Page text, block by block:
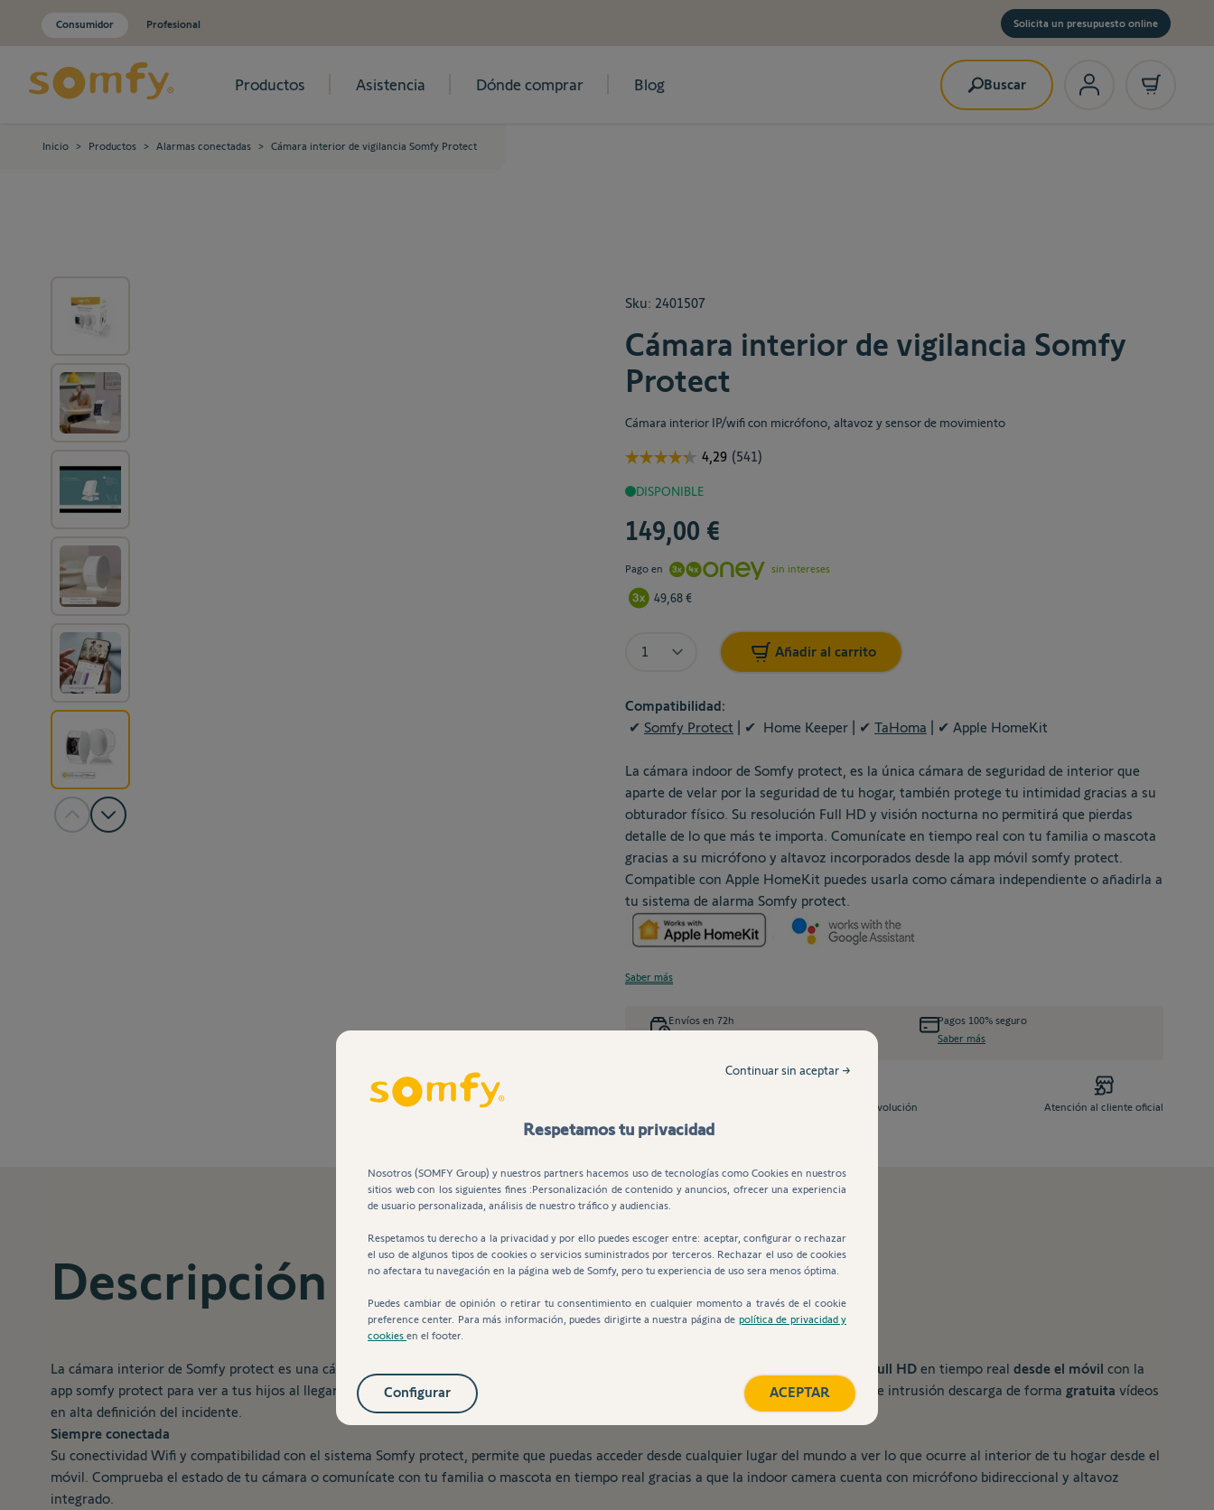
Consumidor Profesional Solicita un presupuesto online
Productos Asistencia Dónde comprar Blog Buscar
Inicio > Productos > Alarmas conectadas > Cámara interior de vigilancia Somfy Protect
View larger image
View larger image
View larger image
View larger image
View larger image
View larger image
View larger image
Sku: 2401507
Cámara interior de vigilancia Somfy
Protect
Cámara interior IP/wifi con micrófono, altavoz y sensor de movimiento
DISPONIBLE
149,00 €
Pago en sin intereses
49,68 €
Añadir al carrito
Compatibilidad:
✔ Somfy Protect | ✔ Home Keeper | ✔ TaHoma | ✔ Apple HomeKit
La cámara indoor de Somfy protect, es la única cámara de seguridad de interior que
aparte de velar por la seguridad de tu hogar, también protege tu intimidad gracias a su
obturador físico. Su resolución Full HD y visión nocturna no permitirá que pierdas
detalle de lo que más te importa. Comunícate en tiempo real con tu familia o mascota
gracias a su micrófono y altavoz incorporados desde la app móvil somfy protect.
Compatible con Apple HomeKit puedes usarla como cámara independiente o añadirla a
tu sistema de alarma Somfy protect.
Saber más
Envíos en 72h
Pagos 100% seguro
Saber más
14 días de devolución Atención al cliente oficial
Descripción Documentos
Descripción
La cámara interior de Somfy protect es una cámara de seguridad conectada y respetuosa con tu privacidad. Accede a imagen y vídeo Full HD en tiempo real desde el móvil con la
app somfy protect para ver a tus hijos al llegar a casa y comunícate con ellos gracias a su
altavoz y micrófono incorporado. En caso de intrusión descarga de forma gratuita vídeos
en alta definición del incidente.
Siempre conectada
Su conectividad Wifi y compatibilidad con el sistema Somfy protect, permite que puedas acceder desde cualquier lugar del mundo a ver lo que ocurre al interior de tu hogar desde el
móvil. Comprueba el estado de tu cámara o comunícate con tu familia o mascota en tiempo real gracias a que la indoor camera cuenta con micrófono bidireccional y altavoz
integrado.
Respetamos tu privacidad
Nosotros (SOMFY Group) y nuestros partners hacemos uso de tecnologías como Cookies en nuestros
sitios web con los siguientes fines :Personalización de contenido y anuncios, ofrecer una experiencia
de usuario personalizada, análisis de nuestro tráfico y audiencias.
Respetamos tu derecho a la privacidad y por ello puedes escoger entre: aceptar, configurar o rechazar
el uso de algunos tipos de cookies o servicios suministrados por terceros. Rechazar el uso de cookies
no afectara tu navegación en la página web de Somfy, pero tu experiencia de uso sera menos óptima.
Puedes cambiar de opinión o retirar tu consentimiento en cualquier momento a través de el cookie
preference center. Para más información, puedes dirigirte a nuestra página de política de privacidad y
cookies en el footer.
Continuar sin aceptar →
ACEPTAR
Configurar